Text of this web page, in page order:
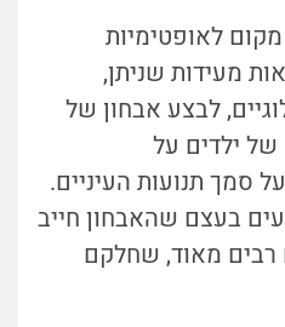
לאופטימיות
מעידות שניתן,
לבצע אבחון של
של ילדים על
סמך תנועות העיניים.
בעצם שהאבחון חייב
רבים מאוד, שחלקם